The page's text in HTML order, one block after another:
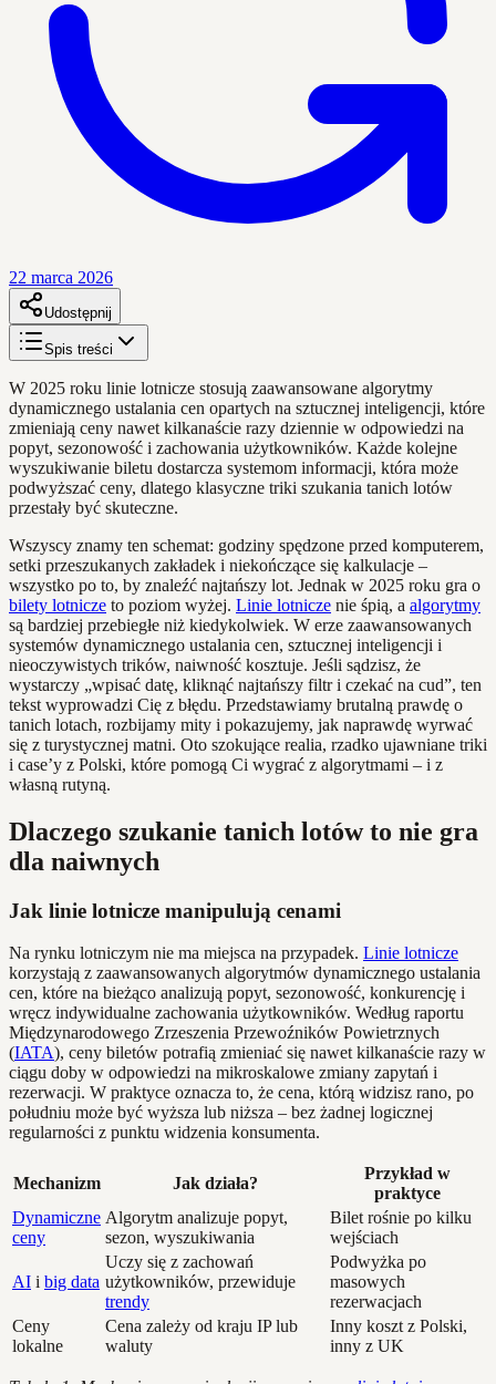
22 marca 2026
Udostępnij
Spis treści
W 2025 roku linie lotnicze stosują zaawansowane algorytmy
dynamicznego ustalania cen opartych na sztucznej inteligencji, które
zmieniają ceny nawet kilkanaście razy dziennie w odpowiedzi na
popyt, sezonowość i zachowania użytkowników. Każde kolejne
wyszukiwanie biletu dostarcza systemom informacji, która może
podwyższać ceny, dlatego klasyczne triki szukania tanich lotów
przestały być skuteczne.
Wszyscy znamy ten schemat: godziny spędzone przed komputerem,
setki przeszukanych zakładek i niekończące się kalkulacje –
wszystko po to, by znaleźć najtańszy lot. Jednak w 2025 roku gra o
bilety lotnicze to poziom wyżej. Linie lotnicze nie śpią, a algorytmy
są bardziej przebiegłe niż kiedykolwiek. W erze zaawansowanych
systemów dynamicznego ustalania cen, sztucznej inteligencji i
nieoczywistych trików, naiwność kosztuje. Jeśli sądzisz, że
wystarczy „wpisać datę, kliknąć najtańszy filtr i czekać na cud”, ten
tekst wyprowadzi Cię z błędu. Przedstawiamy brutalną prawdę o
tanich lotach, rozbijamy mity i pokazujemy, jak naprawdę wyrwać
się z turystycznej matni. Oto szokujące realia, rzadko ujawniane triki
i case’y z Polski, które pomogą Ci wygrać z algorytmami – i z
własną rutyną.
Dlaczego szukanie tanich lotów to nie gra
dla naiwnych
Jak linie lotnicze manipulują cenami
Na rynku lotniczym nie ma miejsca na przypadek. Linie lotnicze
korzystają z zaawansowanych algorytmów dynamicznego ustalania
cen, które na bieżąco analizują popyt, sezonowość, konkurencję i
wręcz indywidualne zachowania użytkowników. Według raportu
Międzynarodowego Zrzeszenia Przewoźników Powietrznych
(IATA), ceny biletów potrafią zmieniać się nawet kilkanaście razy w
ciągu doby w odpowiedzi na mikroskalowe zmiany zapytań i
rezerwacji. W praktyce oznacza to, że cena, którą widzisz rano, po
południu może być wyższa lub niższa – bez żadnej logicznej
regularności z punktu widzenia konsumenta.
Mechanizm Jak działa?
Przykład w
praktyce
Dynamiczne
ceny
Algorytm analizuje popyt,
sezon, wyszukiwania
Bilet rośnie po kilku
wejściach
AI i big data
Uczy się z zachowań
użytkowników, przewiduje
trendy
Podwyżka po
masowych
rezerwacjach
Ceny
lokalne
Cena zależy od kraju IP lub
waluty
Inny koszt z Polski,
inny z UK